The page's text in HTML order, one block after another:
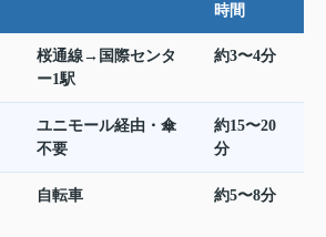
時間
桜通線→国際センタ
ー1駅
約3〜4分
ユニモール経由・傘
不要
約15〜20
分
自転車 約5〜8分